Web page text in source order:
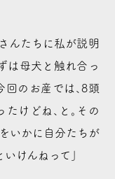
んたちに私が説明
は母犬と触れ合っ
回のお産では、8頭
けどね、と。その
いかに自分たちが
けんねって」